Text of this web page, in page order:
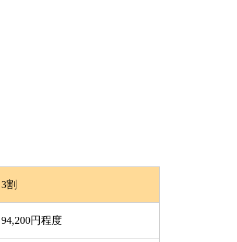
3割
94,200円程度